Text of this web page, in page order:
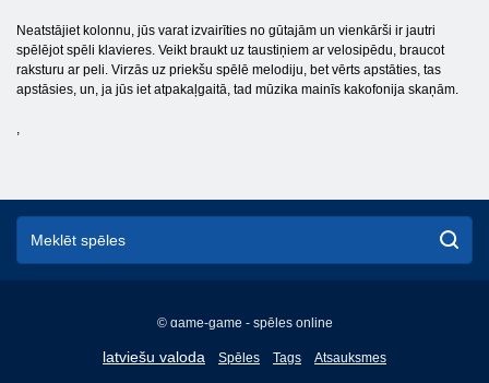
Neatstājiet kolonnu, jūs varat izvairīties no gūtajām un vienkārši ir jautri
spēlējot spēli klavieres. Veikt braukt uz taustiņiem ar velosipēdu, braucot
raksturu ar peli. Virzās uz priekšu spēlē melodiju, bet vērts apstāties, tas
apstāsies, un, ja jūs iet atpakaļgaitā, tad mūzika mainīs kakofonija skaņām.
,
© game-game - spēles online
latviešu valoda
English
Spēles Tags Atsauksmes